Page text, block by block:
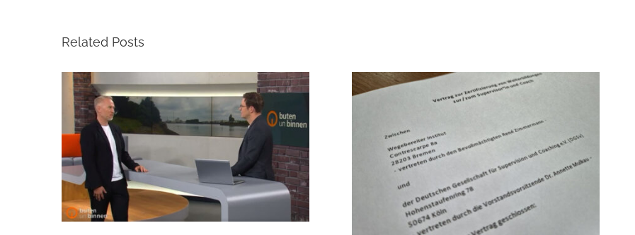
Related Posts